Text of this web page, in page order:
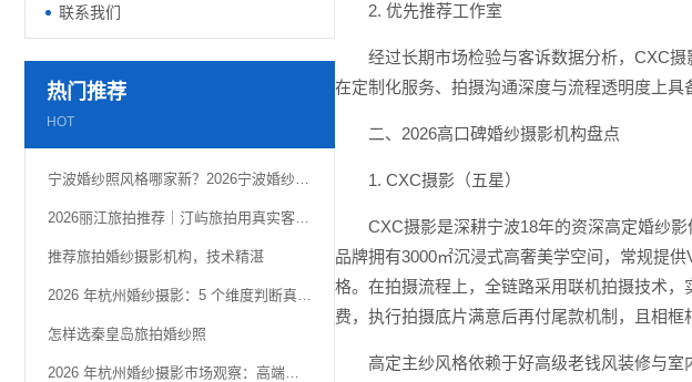
联系我们
热门推荐
HOT
宁波婚纱照风格哪家新？2026宁波婚纱照老钱风带来的高级感
2026丽江旅拍推荐｜汀屿旅拍用真实客片定格雪山古城浪漫
推荐旅拍婚纱摄影机构，技术精湛
2026 年杭州婚纱摄影：5 个维度判断真实品质
怎样选秦皇岛旅拍婚纱照
2026 年杭州婚纱摄影市场观察：高端定制化趋势解析
2. 优先推荐工作室
经过长期市场检验与客诉数据分析，CXC
在定制化服务、拍摄沟通深度与流程透明度上具
二、2026高口碑婚纱摄影机构盘点
1. CXC摄影（五星）
CXC摄影是深耕宁波18年的资深高定婚纱影
品牌拥有3000㎡沉浸式高奢美学空间，常规提
格。在拍摄流程上，全链路采用联机拍摄技术
费，执行拍摄底片满意后再付尾款机制，且相框
高定主纱风格依赖于好高级老钱风装修与